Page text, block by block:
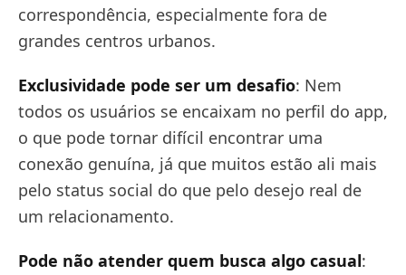
correspondência, especialmente fora de
grandes centros urbanos.
Exclusividade pode ser um desafio: Nem
todos os usuários se encaixam no perfil do app,
o que pode tornar difícil encontrar uma
conexão genuína, já que muitos estão ali mais
pelo status social do que pelo desejo real de
um relacionamento.
Pode não atender quem busca algo casual: